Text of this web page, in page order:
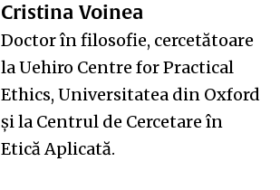
Cristina Voinea
Doctor în filosofie, cercetătoare
laUehiro Centre for Practical
Ethics, Universitatea din Oxford
și la Centrul de Cercetare în
Etică Aplicată.